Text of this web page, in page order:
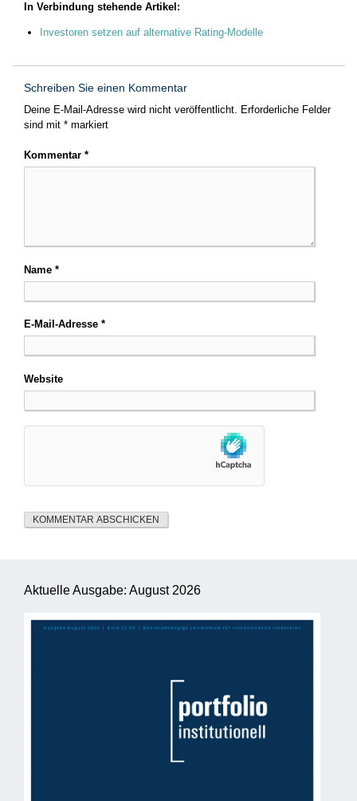
In Verbindung stehende Artikel:
Investoren setzen auf alternative Rating-Modelle
Schreiben Sie einen Kommentar
Deine E-Mail-Adresse wird nicht veröffentlicht. Erforderliche Felder
sind mit * markiert
Kommentar *
Name *
E-Mail-Adresse *
Website
Aktuelle Ausgabe: August 2026